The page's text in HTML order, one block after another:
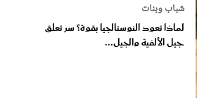
شباب وبنات
لماذا تعود النوستالجيا بقوة؟ سر تعلق
جيل الألفية والجيل...